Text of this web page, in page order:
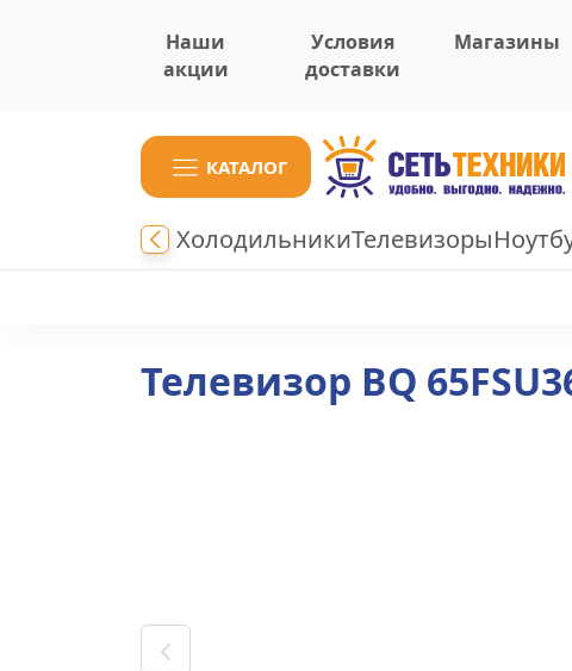
Наши
акции
Условия
доставки
Магазины
КАТАЛОГ
ХолодильникиТелевизоры
Телевизор BQ